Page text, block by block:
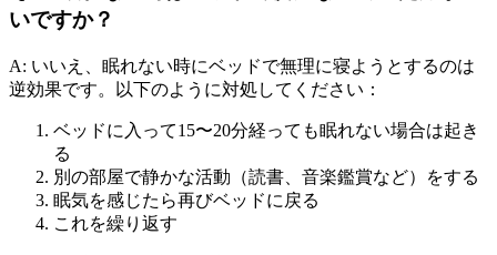
いですか？
A: いいえ、眠れない時にベッドで無理に寝ようとするのは
逆効果です。以下のように対処してください：
ベッドに入って15〜20分経っても眠れない場合は起き
る
別の部屋で静かな活動（読書、音楽鑑賞など）をする
眠気を感じたら再びベッドに戻る
これを繰り返す